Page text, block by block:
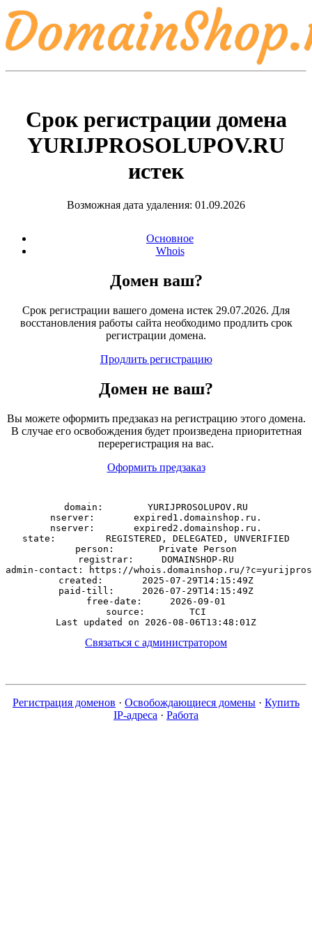
Срок регистрации домена
YURIJPROSOLUPOV.RU
истек
Возможная дата удаления: 01.09.2026
Основное
Whois
Домен ваш?
Срок регистрации вашего домена истек 29.07.2026. Для
восстановления работы сайта необходимо продлить срок
регистрации домена.
Продлить регистрацию
Домен не ваш?
Вы можете оформить предзаказ на регистрацию этого домена.
В случае его освобождения будет произведена приоритетная
перерегистрация на вас.
Оформить предзаказ
domain:        YURIJPROSOLUPOV.RU
nserver:       expired1.domainshop.ru.
nserver:       expired2.domainshop.ru.
state:         REGISTERED, DELEGATED, UNVERIFIED
person:        Private Person
registrar:     DOMAINSHOP-RU
admin-contact: https://whois.domainshop.ru/
created:       2025-07-29T14:15:49Z
paid-till:     2026-07-29T14:15:49Z
free-date:     2026-09-01
source:        TCI
Связаться с администратором
Регистрация доменов · Освобождающиеся домены · Купить
IP-адреса · Работа